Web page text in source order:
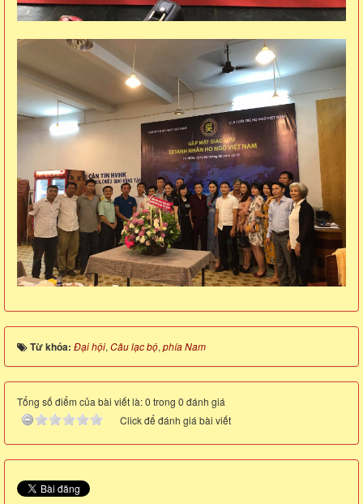
Từ khóa: Đại hội, Câu lạc bộ, phía Nam
Tổng số điểm của bài viết là: 0 trong 0 đánh giá
Click để đánh giá bài viết